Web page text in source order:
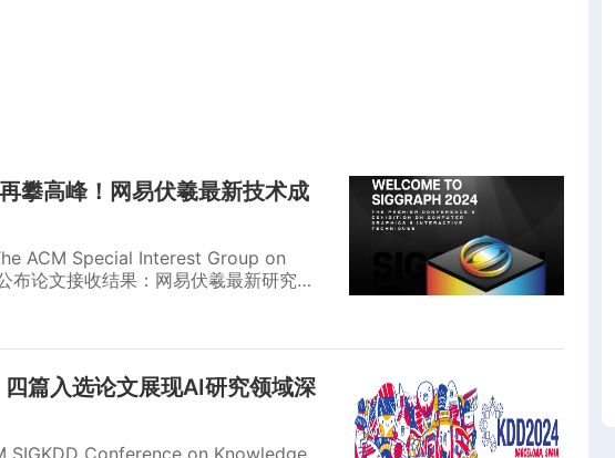
攀高峰！网易伏羲最新技术成
ACM Special Interest Group on
论文接收结果：网易伏羲最新研究成
月，团队成员将赴美国科罗拉多州丹
与全世界计算机图形爱好者展开交流。
篇入选论文展现AI研究领域深
SIGKDD Conference on Knowledge